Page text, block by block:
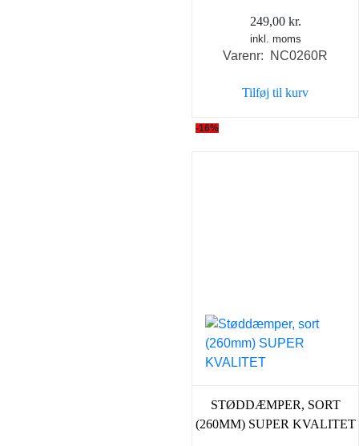
249,00 kr.
inkl. moms
Varenr: NC0260R
Tilføj til kurv
-16%
STØDDÆMPER, SORT
(260MM) SUPER KVALITET